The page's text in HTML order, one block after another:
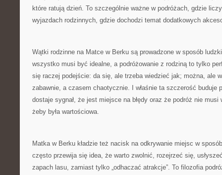
które ratują dzień. To szczególnie ważne w podróżach, gdzie
wyjazdach rodzinnych, gdzie dochodzi temat dodatkowych
Wątki rodzinne na Matce w Berku są prowadzone w sposób
wszystko musi być idealne, a podróżowanie z rodziną to tylko
się raczej podejście: da się, ale trzeba wiedzieć jak; można, ale
zabawnie, a czasem chaotycznie. I właśnie ta szczerość buduje
dostaje sygnał, że jest miejsce na błędy oraz że podróż nie
żeby była wartościowa.
Matka w Berku kładzie też nacisk na odkrywanie miejsc w
często przewija się idea, że warto zwolnić, rozejrzeć się,
zapach lasu, zamiast tylko „odhaczać atrakcje”. To filozofia